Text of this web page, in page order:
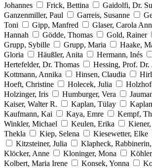
Johannes
Frick, Bettina
Gaidolfi, Dr.
Ganzenmiller, Paul
Garreis, Susanne
Toni
Gipp, Manfred Glaser, Carola
Hannah
Gödde, Thomas Gold, Rainer
Grupp, Sybille
Grupp, Maria Haake,
Gloria
Häußler, Anita Hermann, Inés
Hertefelder, Dr. Thomas
Hessing, Prof. Dr.
Kottmann, Annika
Hinsen, Claudia
Hoeft, Christine
Holecek, Julia
Holzinger, Iris
Humburger, Vera
Kaiser, Walter R.
Kaplan, Tülay
Kaufmann, Kai
Kaya, Emre Kempf,
Winkler, Michael
Keulen, Erika
Thekla
Kiep, Selena Kiesewetter, Elke
Kitzsteiner, Julia
Klapheck,
Klöcker, Anne
Kloninger, Mona
Kolbert, Maria Irene
Konsek, Yonna